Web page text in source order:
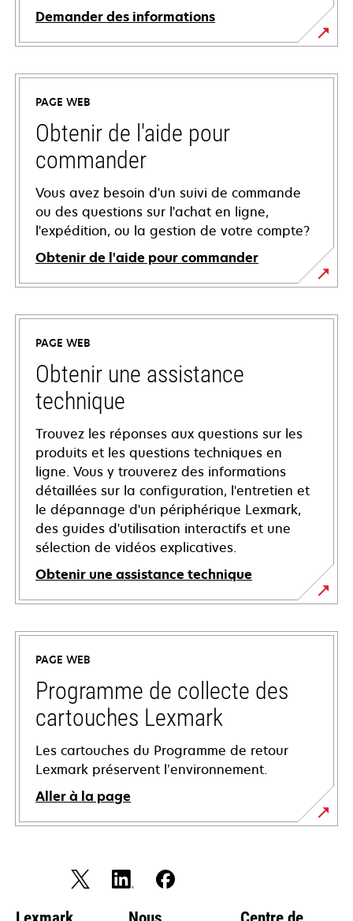
Demander des informations
PAGE WEB
Obtenir de l'aide pour
commander
Vous avez besoin d'un suivi de commande
ou des questions sur l'achat en ligne,
l'expédition, ou la gestion de votre compte?
Obtenir de l'aide pour commander
PAGE WEB
Obtenir une assistance
technique
Trouvez les réponses aux questions sur les
produits et les questions techniques en
ligne. Vous y trouverez des informations
détaillées sur la configuration, l'entretien et
le dépannage d'un périphérique Lexmark,
des guides d'utilisation interactifs et une
sélection de vidéos explicatives.
Obtenir une assistance technique
s’ouvre
dans
nouvel
onglet
PAGE WEB
Programme de collecte des
cartouches Lexmark
Les cartouches du Programme de retour
Lexmark préservent l’environnement.
Aller à la page